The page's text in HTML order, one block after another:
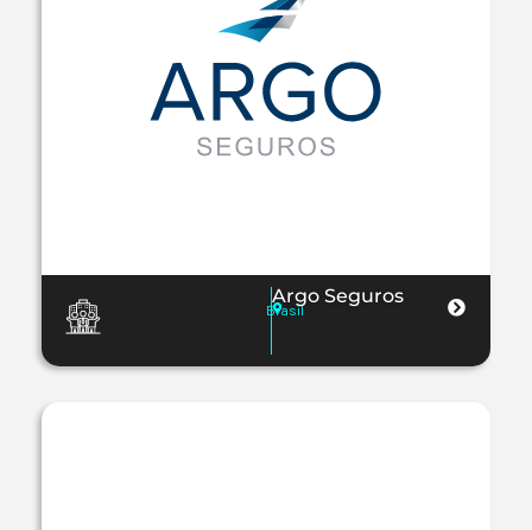
Argo Seguros
Brasil